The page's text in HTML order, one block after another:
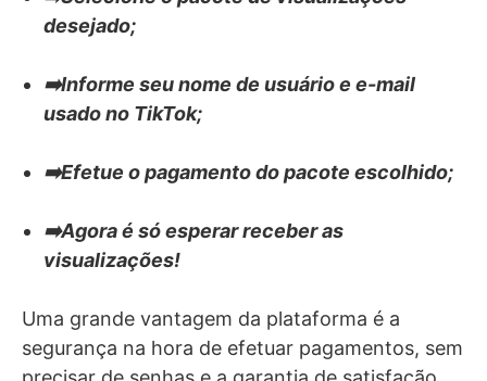
desejado;
➡️Informe seu nome de usuário e e-mail
usado no TikTok;
➡️Efetue o pagamento do pacote escolhido;
➡️Agora é só esperar receber as
visualizações!
Uma grande vantagem da plataforma é a
segurança na hora de efetuar pagamentos, sem